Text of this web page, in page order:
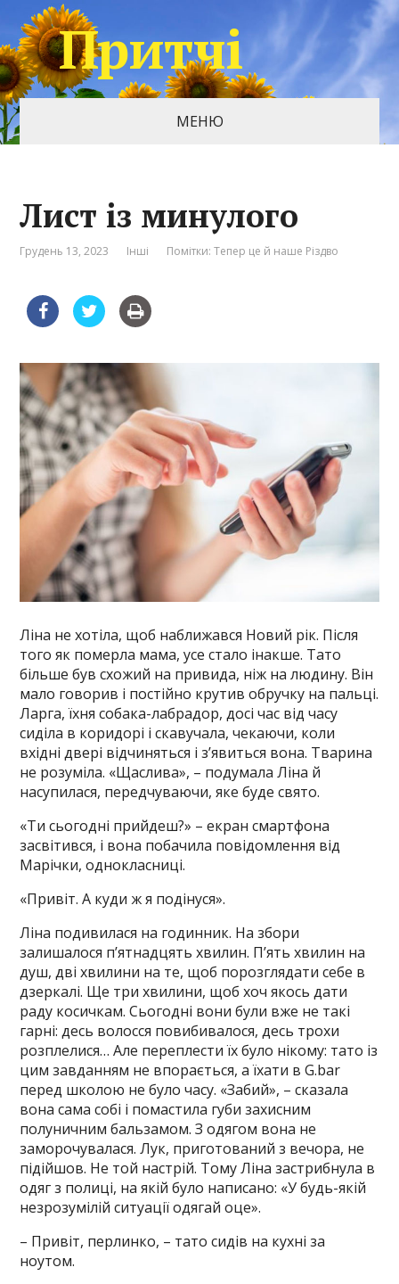
Притчі
МЕНЮ
Лист із минулого
Грудень 13, 2023 Інші Помітки:Тепер це й наше Різдво
Ліна не хотіла, щоб наближався Новий рік. Після
того як померла мама, усе стало інакше. Тато
більше був схожий на привида, ніж на людину. Він
мало говорив і постійно крутив обручку на пальці.
Ларга, їхня собака-лабрадор, досі час від часу
сиділа в коридорі і скавучала, чекаючи, коли
вхідні двері відчиняться і з’явиться вона. Тварина
не розуміла. «Щаслива», – подумала Ліна й
насупилася, передчуваючи, яке буде свято.
«Ти сьогодні прийдеш?» – екран смартфона
засвітився, і вона побачила повідомлення від
Марічки, однокласниці.
«Привіт. А куди ж я подінуся».
Ліна подивилася на годинник. На збори
залишалося п’ятнадцять хвилин. П’ять хвилин на
душ, дві хвилини на те, щоб порозглядати себе в
дзеркалі. Ще три хвилини, щоб хоч якось дати
раду косичкам. Сьогодні вони були вже не такі
гарні: десь волосся повибивалося, десь трохи
розплелися… Але переплести їх було нікому: тато із
цим завданням не впорається, а їхати в G.bar
перед школою не було часу. «Забий», – сказала
вона сама собі і помастила губи захисним
полуничним бальзамом. З одягом вона не
заморочувалася. Лук, приготований з вечора, не
підійшов. Не той настрій. Тому Ліна застрибнула в
одяг з полиці, на якій було написано: «У будь-якій
незрозумілій ситуації одягай оце».
– Привіт, перлинко, – тато сидів на кухні за
ноутом.